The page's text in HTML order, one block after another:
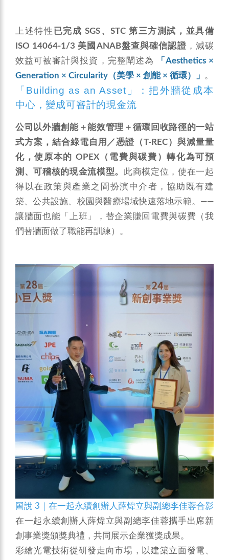
上述特性 已完成 SGS、STC 第三方測試，並具備
ISO 14064-1/3 美國ANAB盤查與確信認證，減碳
效益可被審計與投資，完整闡述為
「Aesthetics ×
Generation × Circularity（美學 × 創能 × 循環）」
。
「Building as an Asset」：把外牆從成本
中心，變成可審計的現金流
公司以外牆創能＋能效管理＋循環回收路徑的一站
式方案，結合綠電自用／憑證（T‑REC）與減量量
化，使原本的 OPEX（電費與碳費）轉化為可預
測、可稽核的現金流模型。 此商模定位，使在一起
得以在政策與產業之間扮演中介者，協助既有建
築、公共設施、校園與醫療場域快速落地示範。——
讓牆面也能「上班」，替企業賺回電費與碳費（我
們替牆面做了職能再訓練）。
圖說 3｜在一起永續創辦人薛煒立與副總李佳蓉合影
在一起永續創辦人薛煒立與副總李佳蓉攜手出席新
創事業獎頒獎典禮，共同展示企業獲獎成果。
彩繪光電技術從研發走向市場，以建築立面發電、